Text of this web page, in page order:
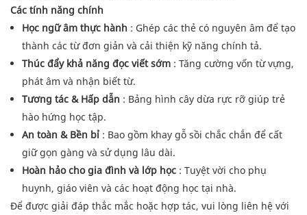
Các tính năng chính
Học ngữ âm thực hành : Ghép các thẻ có nguyên âm để tạo
thành các từ đơn giản và cải thiện kỹ năng chính tả.
Thúc đẩy khả năng đọc viết sớm: Tăng cường vốn từ vựng,
phát âm và nhận biết từ.
Tương tác & Hấp dẫn : Bảng hình cây dừa rực rỡ giúp trẻ
hào hứng học tập.
An toàn & Bền bỉ: Bao gồm khay gỗ sồi chắc chắn để cất
giữ gọn gàng và sử dụng lâu dài.
Hoàn hảo cho gia đình và lớp học: Tuyệt vời cho phụ
huynh, giáo viên và các hoạt động học tại nhà.
Để được giải đáp thắc mắc hoặc hợp tác, vui lòng liên hệ với